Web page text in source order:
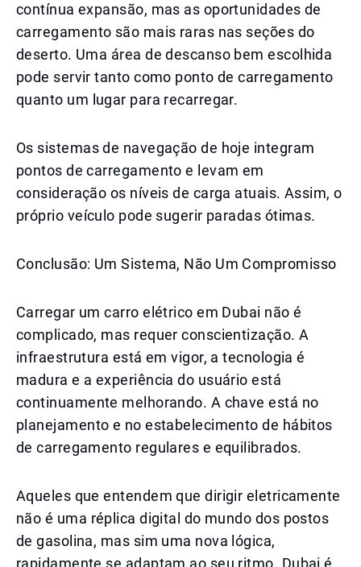
contínua expansão, mas as oportunidades de
carregamento são mais raras nas seções do
deserto. Uma área de descanso bem escolhida
pode servir tanto como ponto de carregamento
quanto um lugar para recarregar.
Os sistemas de navegação de hoje integram
pontos de carregamento e levam em
consideração os níveis de carga atuais. Assim, o
próprio veículo pode sugerir paradas ótimas.
Conclusão: Um Sistema, Não Um Compromisso
Carregar um carro elétrico em Dubai não é
complicado, mas requer conscientização. A
infraestrutura está em vigor, a tecnologia é
madura e a experiência do usuário está
continuamente melhorando. A chave está no
planejamento e no estabelecimento de hábitos
de carregamento regulares e equilibrados.
Aqueles que entendem que dirigir eletricamente
não é uma réplica digital do mundo dos postos
de gasolina, mas sim uma nova lógica,
rapidamente se adaptam ao seu ritmo. Dubai é